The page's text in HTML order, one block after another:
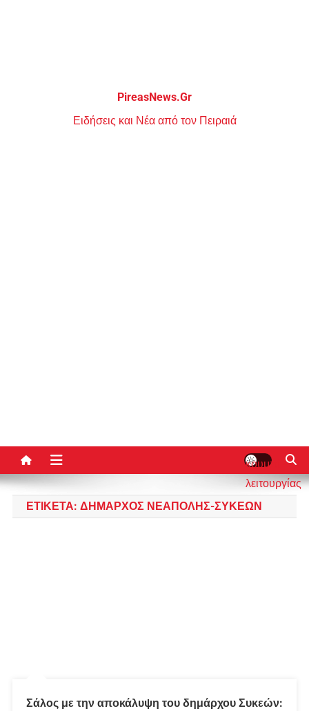
PireasNews.Gr
Ειδήσεις και Νέα από τον Πειραιά
κουμπί
λειτουργίας
ιστότοπου
ΕΤΙΚΈΤΑ: ΔΉΜΑΡΧΟΣ ΝΕΆΠΟΛΗΣ-ΣΥΚΕΏΝ
Σάλος με την αποκάλυψη του δημάρχου Συκεών: